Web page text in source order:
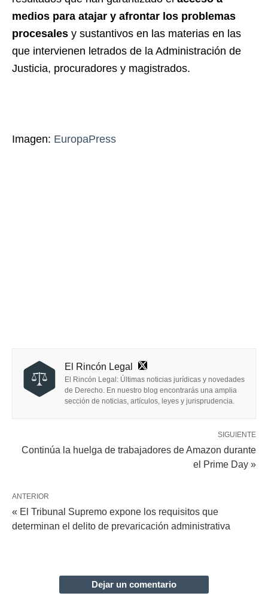
medios para atajar y afrontar los problemas
procesales y sustantivos en las materias en las
que intervienen letrados de la Administración de
Justicia, procuradores y magistrados.
Imagen: EuropaPress
El Rincón Legal
El Rincón Legal: Últimas noticias jurídicas y novedades
de Derecho. En nuestro blog encontrarás una amplia
sección de noticias, artículos, leyes y jurisprudencia.
SIGUIENTE
Continúa la huelga de trabajadores de Amazon durante
el Prime Day »
ANTERIOR
« El Tribunal Supremo expone los requisitos que
determinan el delito de prevaricación administrativa
Dejar un comentario